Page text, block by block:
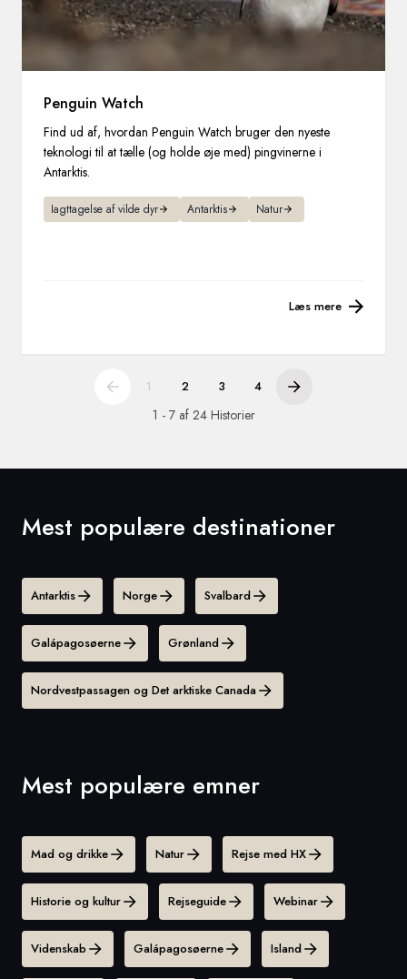
Penguin Watch
Find ud af, hvordan Penguin Watch bruger den nyeste
teknologi til at tælle (og holde øje med) pingvinerne i
Antarktis.
Iagttagelse af vilde dyr Antarktis Natur
Læs mere
1 2 3 4
1 - 7 af 24 Historier
Mest populære destinationer
Antarktis Norge Svalbard
Galápagosøerne Grønland
Nordvestpassagen og Det arktiske Canada
Mest populære emner
Mad og drikke Natur Rejse med HX
Historie og kultur Rejseguide Webinar
Videnskab Galápagosøerne Island